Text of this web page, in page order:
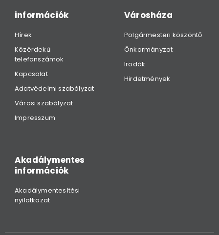
információk
Hírek
Közérdekű
telefonszámok
Kapcsolat
Adatvédelmi szabályzat
Városi szabályzat
Impresszum
Városháza
Polgármesteri köszöntő
Önkormányzat
Irodák
Hirdetmények
Akadálymentes
információk
Akadálymentesítési
nyilatkozat